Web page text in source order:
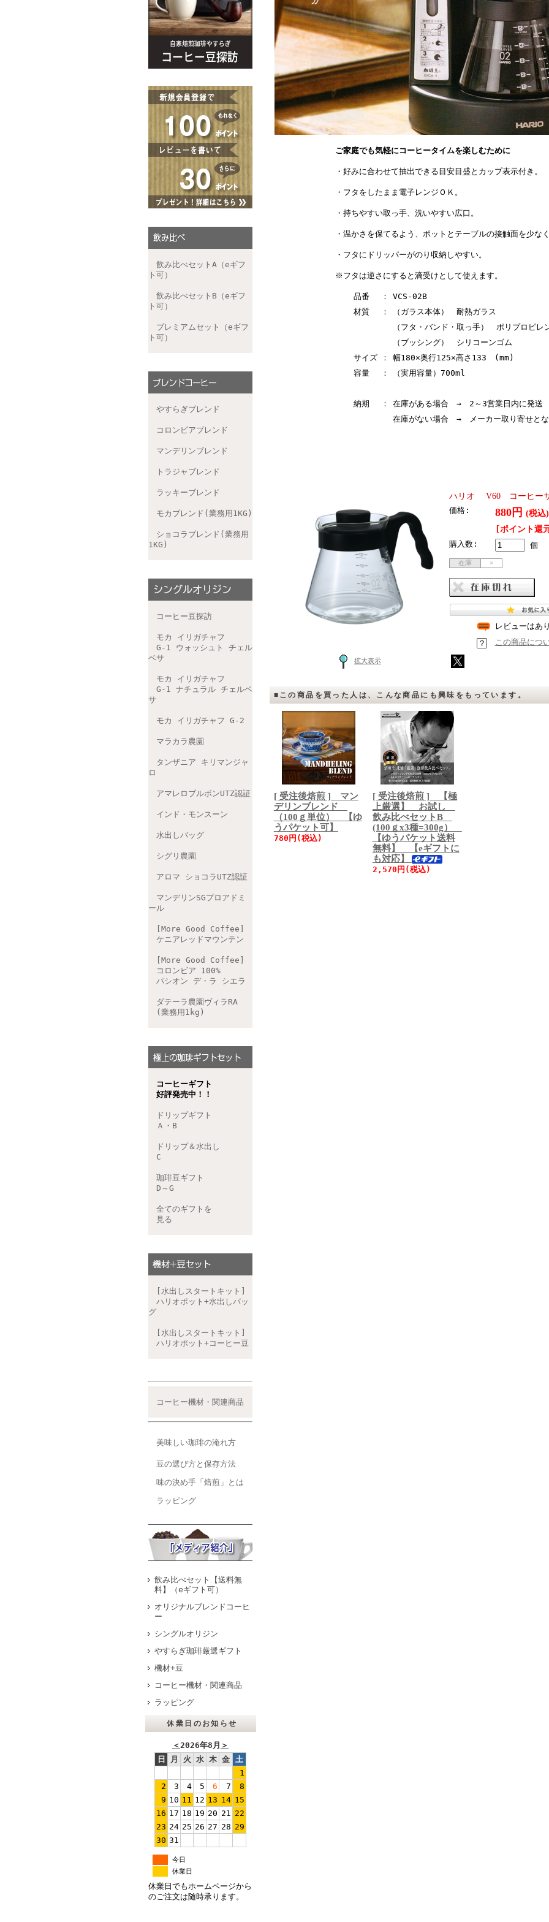
飲み比べセットA（eギフ
ト可）
飲み比べセットB（eギフ
ト可）
プレミアムセット（eギフ
ト可）
やすらぎブレンド
コロンビアブレンド
マンデリンブレンド
トラジャブレンド
ラッキーブレンド
モカブレンド(業務用1KG)
ショコラブレンド(業務用
1KG)
コーヒー豆探訪
モカ イリガチャフ
G-1 ウォッシュト チェル
ベサ
モカ イリガチャフ
G-1 ナチュラル チェルベ
サ
モカ イリガチャフ G-2
マラカラ農園
タンザニア キリマンジャ
ロ
アマレロブルボンUTZ認証
インド・モンスーン
水出しバッグ
シグリ農園
アロマ ショコラUTZ認証
マンデリンSGプロアドミ
ール
[More Good Coffee]
ケニアレッドマウンテン
[More Good Coffee]
コロンビア 100%
パシオン デ・ラ シエラ
ダテーラ農園ヴィラRA
(業務用1kg)
コーヒーギフト
好評発売中！！
ドリップギフト
Ａ・B
ドリップ＆水出し
C
珈琲豆ギフト
D～G
全てのギフトを
見る
[水出しスタートキット]
ハリオポット+水出しバッ
グ
[水出しスタートキット]
ハリオポット+コーヒー豆
コーヒー機材・関連商品
美味しい珈琲の淹れ方
豆の選び方と保存方法
味の決め手「焙煎」とは
ラッピング
飲み比べセット【送料無
料】（eギフト可）
オリジナルブレンドコーヒ
ー
シングルオリジン
やすらぎ珈琲厳選ギフト
機材+豆
コーヒー機材・関連商品
ラッピング
休業日のお知らせ
＜2026年8月 ＞
日
月 火 水 木 金 土
1
2
3 4 5 6 7
8
9 10 11 12 13 14 15
16 17 18 19 20 21 22
23 24 25 26 27 28 29
30 31
今日
休業日
休業日でもホームページから
のご注文は随時承ります。
ご家庭でも気軽にコーヒータイムを楽しむために
・好みに合わせて抽出できる目安目盛とカップ表示付き。
・フタをしたまま電子レンジＯＫ。
・持ちやすい取っ手、洗いやすい広口。
・温かさを保てるよう、ポットとテーブルの接触面を少な
・フタにドリッパーがのり収納しやすい。
※フタは逆さにすると滴受けとして使えます。
品番 ：
VCS-02B
材質
：
（ガラス本体） 耐熱ガラス
（フタ・バンド・取っ手） ポリプロピレ
（ブッシング） シリコーンゴム
サイズ
：
幅180×奥行125×高さ133 (mm)
容量
： （実用容量）700ml
納期 ：
在庫がある場合 → 2～3営業日内に発送
在庫がない場合 → メーカー取り寄せとな
拡大表示
ハリオ V60 コーヒー
価格: 880円 (税込)
[ポイント還
購入数: 個
在庫 ×
レビューはあ
この商品につ
■この商品を買った人は、こんな商品にも興味をもっています。
[ 受注後焙煎 ] マン
デリンブレンド
（100ｇ単位） 【ゆ
うパケット可】
780円(税込)
[ 受注後焙煎 ] 【極
上厳選】 お試し
飲み比べセットB
(100ｇx3種=300g）
【ゆうパケット送料
無料】 【eギフトに
も対応】
2,570円(税込)